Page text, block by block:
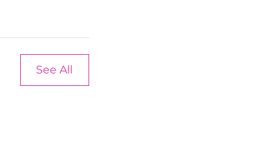
See All